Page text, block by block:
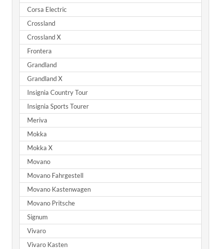
Corsa Electric
Crossland
Crossland X
Frontera
Grandland
Grandland X
Insignia Country Tour
Insignia Sports Tourer
Meriva
Mokka
Mokka X
Movano
Movano Fahrgestell
Movano Kastenwagen
Movano Pritsche
Signum
Vivaro
Vivaro Kasten